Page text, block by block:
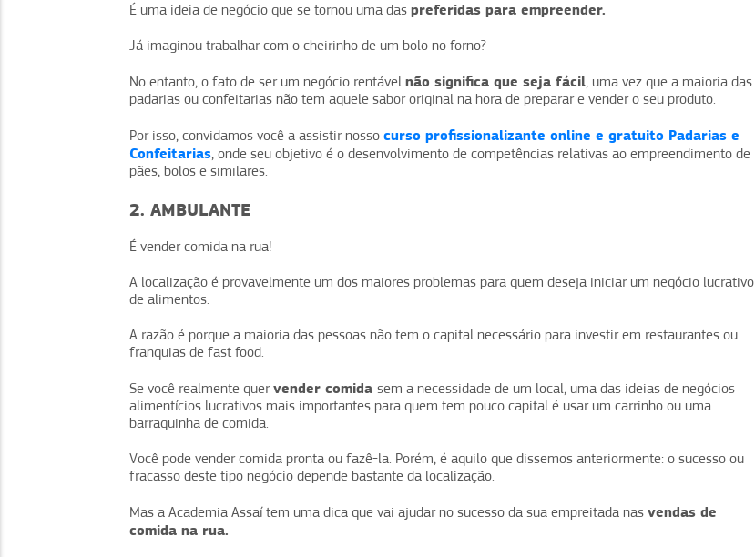
É uma ideia de negócio que se tornou uma das preferidas para empreender.
Já imaginou trabalhar com o cheirinho de um bolo no forno?
No entanto, o fato de ser um negócio rentável não significa que seja fácil, uma vez que a maioria das
padarias ou confeitarias não tem aquele sabor original na hora de preparar e vender o seu produto.
Por isso, convidamos você a assistir nosso curso profissionalizante online e gratuito Padarias e
Confeitarias, onde seu objetivo é o desenvolvimento de competências relativas ao empreendimento de
pães, bolos e similares.
2. AMBULANTE
É vender comida na rua!
A localização é provavelmente um dos maiores problemas para quem deseja iniciar um negócio lucrativo
de alimentos.
A razão é porque a maioria das pessoas não tem o capital necessário para investir em restaurantes ou
franquias de fast food.
Se você realmente quervender comida sem a necessidade de um local, uma das ideias de negócios
alimentícios lucrativos mais importantes para quem tem pouco capital é usar um carrinho ou uma
barraquinha de comida.
Você pode vender comida pronta ou fazê-la. Porém, é aquilo que dissemos anteriormente: o sucesso ou
fracasso deste tipo negócio depende bastante da localização.
Mas a Academia Assaí tem uma dica que vai ajudar no sucesso da sua empreitada nas vendas de
comida na rua.